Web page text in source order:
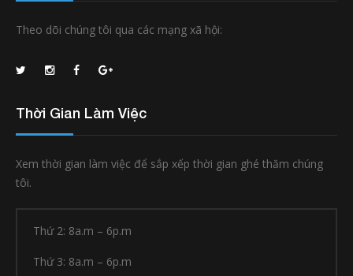
Theo dõi chúng tôi qua các mạng xã hội:
Thời Gian Làm Việc
Xem thời gian làm việc để sắp xếp thời gian ghé thăm chúng
tôi.
Thứ 2: 8a.m – 6p.m
Thứ 3: 8a.m – 6p.m